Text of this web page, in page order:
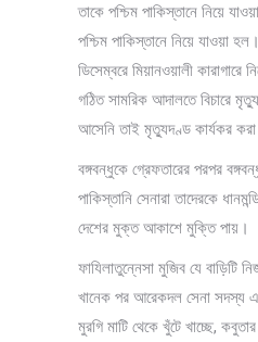
তাকে পশ্চিম পাকিস্তানে নিয়ে
পশ্চিম পাকিস্তানে নিয়ে যাওয়া
ডিসেম্বরে মিয়ানওয়ালী
গঠিত সামরিক আদালতে বিচারে
আসেনি তাই মৃত্যুদণ্ড কার্যকর
বঙ্গবন্ধুকে গ্রেফতারের পরপর
পাকিস্তানি সেনারা তাদেরকে
দেশের মুক্ত আকাশে মুক্তি পায়।
ফাযিলাতুন্নেসা মুজিব যে বাড়িটি
খানেক পর আরেকদল সেনা সদস্য
মুরগি মাটি থেকে খুঁটে খাচ্ছে,